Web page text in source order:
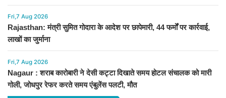
Fri,7 Aug 2026
Rajasthan: मंत्री सुमित गोदारा के आदेश पर छापेमारी, 44 फर्मों पर कार्रवाई,
लाखों का जुर्माना
Fri,7 Aug 2026
Nagaur : शराब कारोबारी ने देसी कट्टा दिखाते समय होटल संचालक को मारी
गोली, जोधपुर रेफर करते समय एंबुलेंस पलटी, मौत